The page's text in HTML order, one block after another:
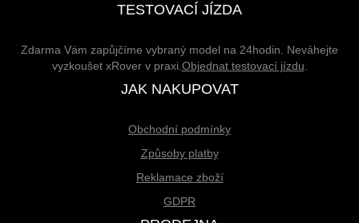
TESTOVACÍ JÍZDA
Zdarma Vám zapůjčíme vybraný model na 24hodin. Neváhejte
vyzkoušet xRover v praxi. Objednat testovací jízdu
JAK NAKUPOVAT
Obchodní podmínky
Způsoby platby
Reklamace zboží
GDPR